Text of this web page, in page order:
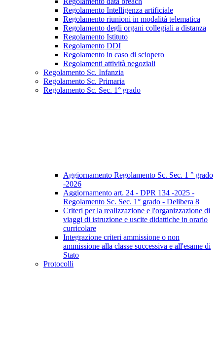
Regolamento Intelligenza artificiale
Regolamento riunioni in modalità telematica
Regolamento degli organi collegiali a distanza
Regolamento Istituto
Regolamento DDI
Regolamento in caso di sciopero
Regolamenti attività negoziali
Regolamento Sc. Infanzia
Regolamento Sc. Primaria
Regolamento Sc. Sec. 1° grado
Aggiornamento Regolamento Sc. Sec. 1 ° grado
-2026
Aggiornamento art. 24 - DPR 134 -2025 -
Regolamento Sc. Sec. 1° grado - Delibera 8
Criteri per la realizzazione e l'organizzazione di
viaggi di istruzione e uscite didattiche in orario
curricolare
Integrazione criteri ammissione o non
ammissione alla classe successiva e all'esame di
Stato
Protocolli